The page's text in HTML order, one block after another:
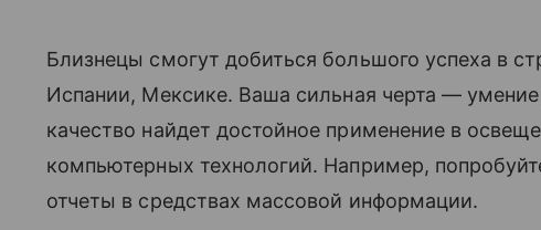
Близнецы смогут добиться большого успеха в
Испании, Мексике. Ваша сильная черта —
качество найдет достойное применение в
компьютерных технологий. Например,
отчеты в средствах массовой информации.